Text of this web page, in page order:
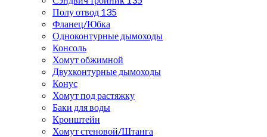
Полу отвод 135
Фланец/Юбка
Одноконтурные дымоходы
Консоль
Хомут обжимной
Двухконтурные дымоходы
Конус
Хомут под растяжку
Баки для воды
Кронштейн
Хомут стеновой/Штанга